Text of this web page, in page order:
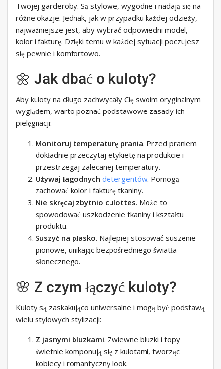
Twojej garderoby. Są stylowe, wygodne i nadają się na
różne okazje. Jednak, jak w przypadku każdej odzieży,
najważniejsze jest, aby wybrać odpowiedni model,
kolor i fakturę. Dzięki temu w każdej sytuacji poczujesz
się pewnie i komfortowo.
🌼 Jak dbać o kuloty?
Aby kuloty na długo zachwycały Cię swoim oryginalnym
wyglądem, warto poznać podstawowe zasady ich
pielęgnacji:
Monitoruj temperaturę prania. Przed praniem
dokładnie przeczytaj etykietę na produkcie i
przestrzegaj zalecanej temperatury.
Używaj łagodnych detergentów. Pomogą
zachować kolor i fakturę tkaniny.
Nie skręcaj zbytnio culottes. Może to
spowodować uszkodzenie tkaniny i kształtu
produktu.
Suszyć na płasko. Najlepiej stosować suszenie
pionowe, unikając bezpośredniego światła
słonecznego.
🌸 Z czym łączyć kuloty?
Kuloty są zaskakująco uniwersalne i mogą być podstawą
wielu stylowych stylizacji:
Z jasnymi bluzkami. Zwiewne bluzki i topy
świetnie komponują się z kulotami, tworząc
kobiecy i romantyczny look.